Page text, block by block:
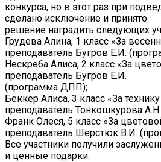
конкурса, но в этот раз при
сделано исключение и принято
решение наградить следующих
Грудева Алина, 1 класс «За
преподаватель Бугров Е.И.
Нескреба Алиса, 2 класс «За
преподаватель Бугров Е.И.
(программа ДПП);
Беккер Алиса, 3 класс «За
преподаватель Тонкошкурова
Франк Олеся, 5 класс «За
преподаватель Шерстюк В.И.
Все участники получили
и ценные подарки.